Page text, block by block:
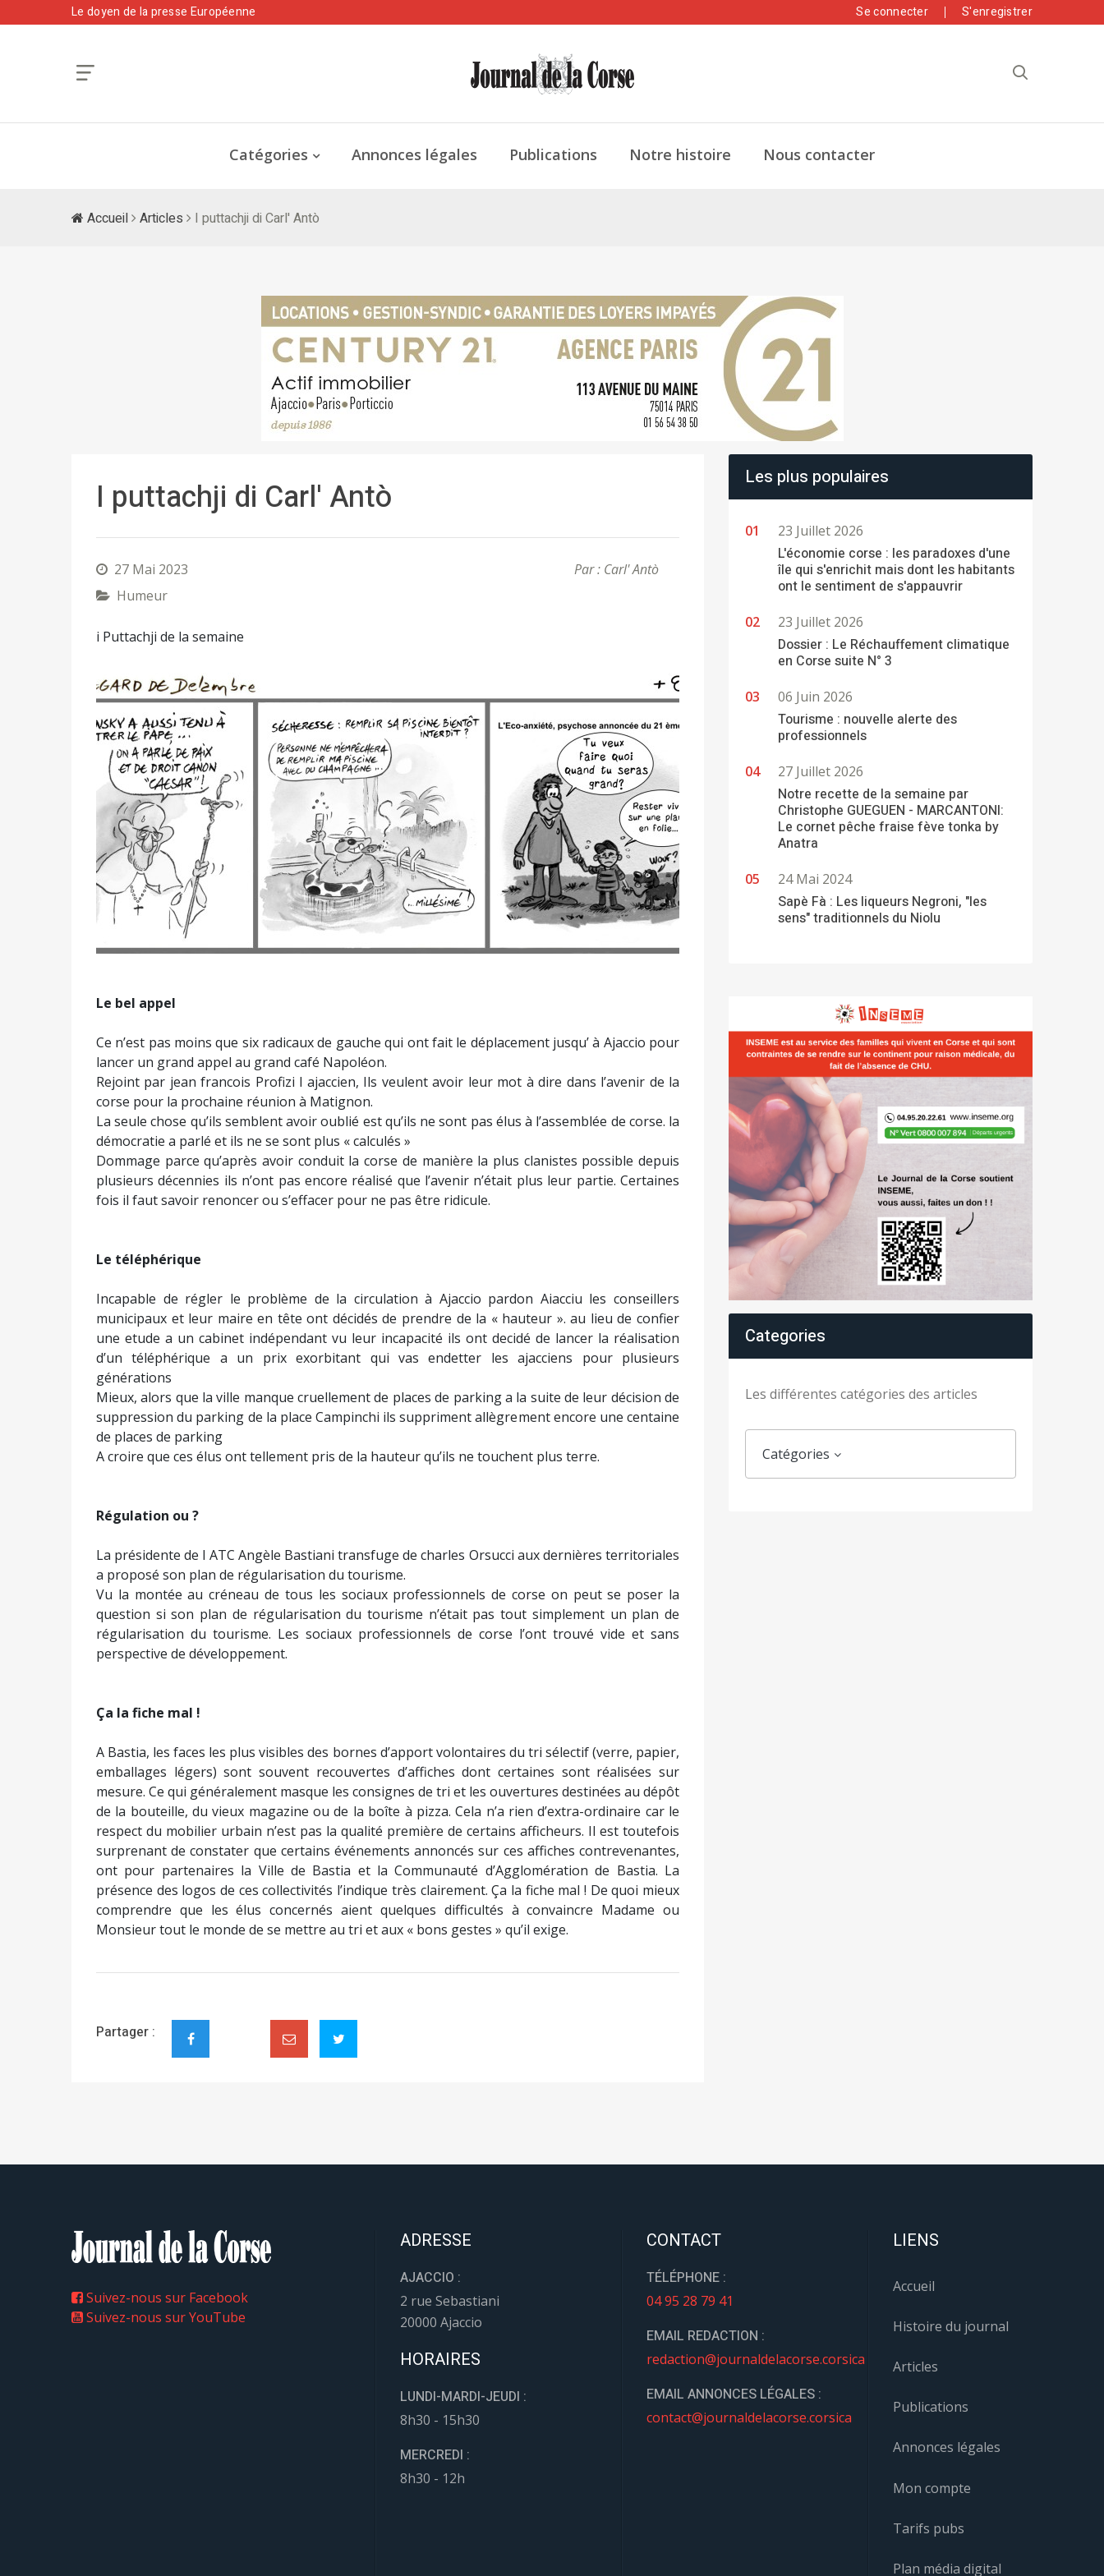
Le doyen de la presse Européenne Se connecter S'enregistrer
Catégories Annonces légales Publications Notre histoire Nous contacter
Accueil Articles I puttachji di Carl' Antò
I puttachji di Carl' Antò
27 Mai 2023
Par : Carl' Antò
Humeur
i Puttachji de la semaine
Le bel appel
Ce n’est pas moins que six radicaux de gauche qui ont fait le déplacement jusqu’ à Ajaccio pour
lancer un grand appel au grand café Napoléon.
Rejoint par jean francois Profizi l ajaccien, Ils veulent avoir leur mot à dire dans l’avenir de la
corse pour la prochaine réunion à Matignon.
La seule chose qu’ils semblent avoir oublié est qu’ils ne sont pas élus à l’assemblée de corse. la
démocratie a parlé et ils ne se sont plus « calculés »
Dommage parce qu’après avoir conduit la corse de manière la plus clanistes possible depuis
plusieurs décennies ils n’ont pas encore réalisé que l’avenir n’était plus leur partie. Certaines
fois il faut savoir renoncer ou s’effacer pour ne pas être ridicule.
Le téléphérique
Incapable de régler le problème de la circulation à Ajaccio pardon Aiacciu les conseillers
municipaux et leur maire en tête ont décidés de prendre de la « hauteur ». au lieu de confier
une etude a un cabinet indépendant vu leur incapacité ils ont decidé de lancer la réalisation
d’un téléphérique a un prix exorbitant qui vas endetter les ajacciens pour plusieurs
générations
Mieux, alors que la ville manque cruellement de places de parking a la suite de leur décision de
suppression du parking de la place Campinchi ils suppriment allègrement encore une centaine
de places de parking
A croire que ces élus ont tellement pris de la hauteur qu’ils ne touchent plus terre.
Régulation ou ?
La présidente de l ATC Angèle Bastiani transfuge de charles Orsucci aux dernières territoriales
a proposé son plan de régularisation du tourisme.
Vu la montée au créneau de tous les sociaux professionnels de corse on peut se poser la
question si son plan de régularisation du tourisme n’était pas tout simplement un plan de
régularisation du tourisme. Les sociaux professionnels de corse l’ont trouvé vide et sans
perspective de développement.
Ça la fiche mal !
A Bastia, les faces les plus visibles des bornes d’apport volontaires du tri sélectif (verre, papier,
emballages légers) sont souvent recouvertes d’affiches dont certaines sont réalisées sur
mesure. Ce qui généralement masque les consignes de tri et les ouvertures destinées au dépôt
de la bouteille, du vieux magazine ou de la boîte à pizza. Cela n’a rien d’extra-ordinaire car le
respect du mobilier urbain n’est pas la qualité première de certains afficheurs. Il est toutefois
surprenant de constater que certains événements annoncés sur ces affiches contrevenantes,
ont pour partenaires la Ville de Bastia et la Communauté d’Agglomération de Bastia. La
présence des logos de ces collectivités l’indique très clairement. Ça la fiche mal ! De quoi mieux
comprendre que les élus concernés aient quelques difficultés à convaincre Madame ou
Monsieur tout le monde de se mettre au tri et aux « bons gestes » qu’il exige.
Partager :
Les plus populaires
23 Juillet 2026
L'économie corse : les paradoxes d'une
île qui s'enrichit mais dont les habitants
ont le sentiment de s'appauvrir
23 Juillet 2026
Dossier : Le Réchauffement climatique
en Corse suite N° 3
06 Juin 2026
Tourisme : nouvelle alerte des
professionnels
27 Juillet 2026
Notre recette de la semaine par
Christophe GUEGUEN - MARCANTONI:
Le cornet pêche fraise fève tonka by
Anatra
24 Mai 2024
Sapè Fà : Les liqueurs Negroni, "les
sens" traditionnels du Niolu
Categories
Les différentes catégories des articles
Catégories
Suivez-nous sur Facebook
Suivez-nous sur YouTube
ADRESSE
AJACCIO :
2 rue Sebastiani
20000 Ajaccio
HORAIRES
LUNDI-MARDI-JEUDI :
8h30 - 15h30
MERCREDI :
8h30 - 12h
CONTACT
TÉLÉPHONE :
04 95 28 79 41
EMAIL REDACTION :
redaction@journaldelacorse.corsica
EMAIL ANNONCES LÉGALES :
contact@journaldelacorse.corsica
LIENS
Accueil
Histoire du journal
Articles
Publications
Annonces légales
Mon compte
Tarifs pubs
Plan média digital